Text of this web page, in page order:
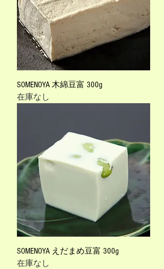
SOMENOYA 木綿豆富 300g
在庫なし
SOMENOYA えだまめ豆富 300g
在庫なし